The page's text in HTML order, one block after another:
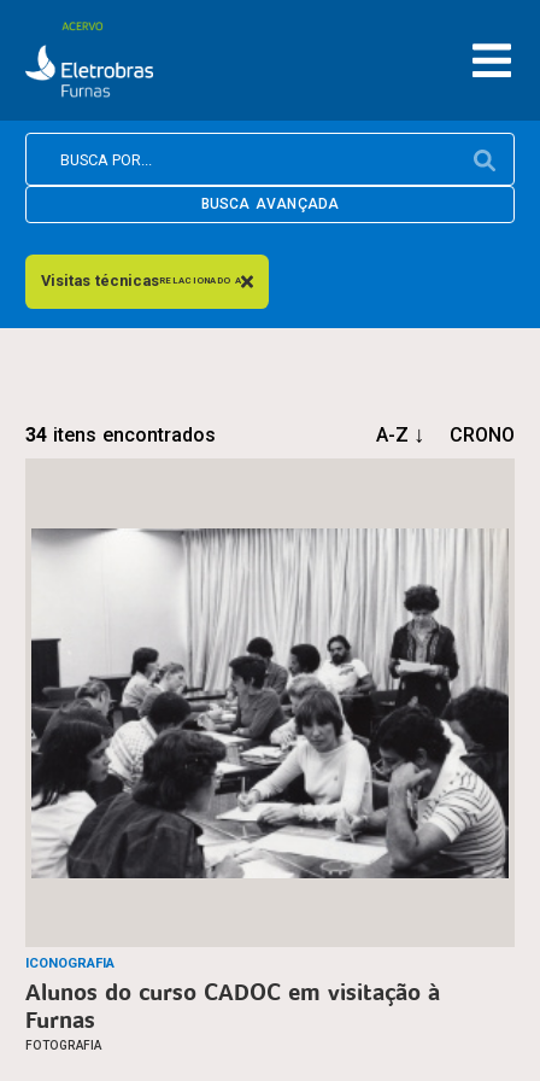
BUSCA AVANÇADA
Visitas técnicasRELACIONADO A
34 itens encontrados A-Z CRONO
ICONOGRAFIA
Alunos do curso CADOC em visitação à
Furnas
FOTOGRAFIA